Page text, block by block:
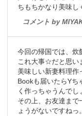
ちもちかなり美味し
コメント by
今回の帰国では、炊
これ大事☆だと思い
美味しい新妻料理作
Bookも届いたらYち
く作っちゃうんでし
その上、お友達まで
ょうがないですねっ。